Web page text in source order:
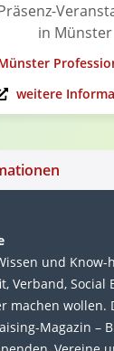
in Münster
weitere
und Know-
Ver­band,
machen wol­len.
Magazin –